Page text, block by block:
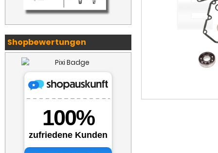
Shopbewertungen